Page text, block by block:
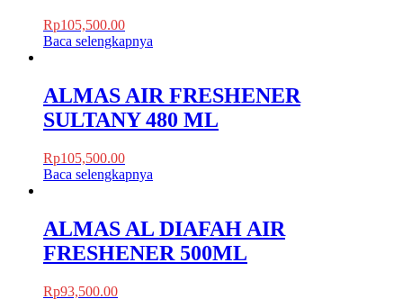
Rp105,500.00
Baca selengkapnya
ALMAS AIR FRESHENER
SULTANY 480 ML
Rp105,500.00
Baca selengkapnya
ALMAS AL DIAFAH AIR
FRESHENER 500ML
Rp93,500.00